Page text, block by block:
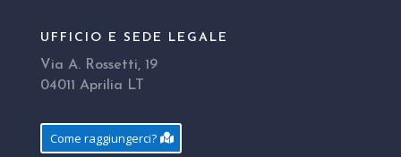
UFFICIO E SEDE LEGALE
Via A. Rossetti, 19
04011 Aprilia LT
Come raggiungerci?